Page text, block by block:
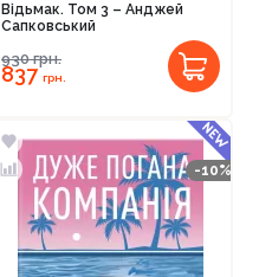
Відьмак. Том 3 – Анджей
Сапковський
930грн.
837грн.
-10%